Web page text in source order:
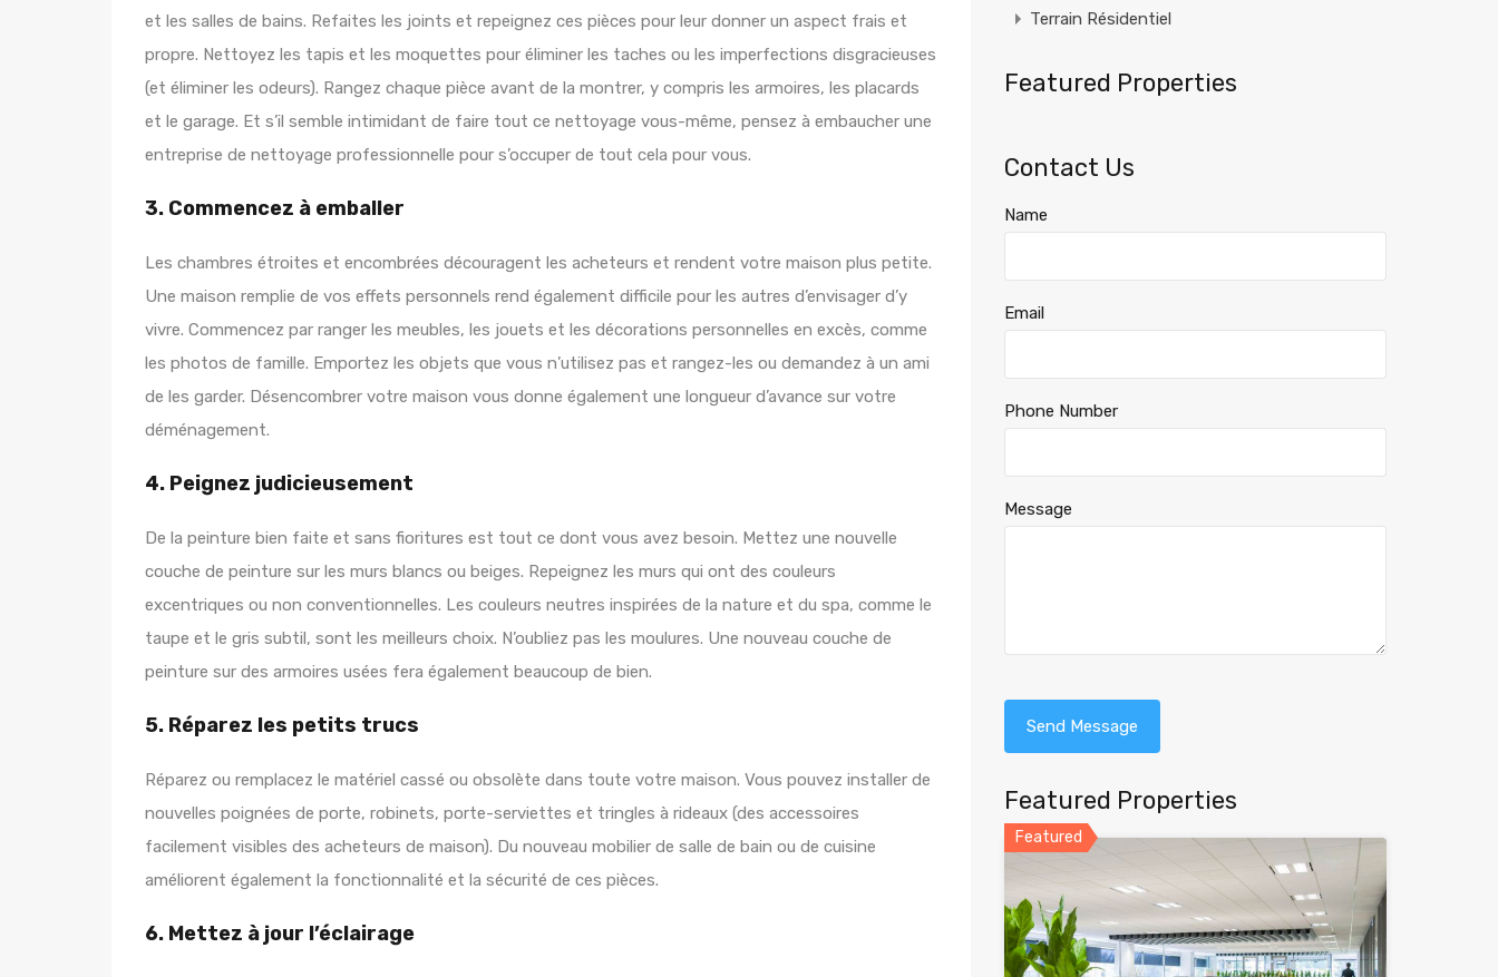
et les salles de bains. Refaites les joints et repeignez ces pièces pour leur donner un aspect frais et
propre. Nettoyez les tapis et les moquettes pour éliminer les taches ou les imperfections disgracieuses
(et éliminer les odeurs). Rangez chaque pièce avant de la montrer, y compris les armoires, les placards
et le garage. Et s’il semble intimidant de faire tout ce nettoyage vous-même, pensez à embaucher une
entreprise de nettoyage professionnelle pour s’occuper de tout cela pour vous.
3. Commencez à emballer
Les chambres étroites et encombrées découragent les acheteurs et rendent votre maison plus petite.
Une maison remplie de vos effets personnels rend également difficile pour les autres d’envisager d’y
vivre. Commencez par ranger les meubles, les jouets et les décorations personnelles en excès, comme
les photos de famille. Emportez les objets que vous n’utilisez pas et rangez-les ou demandez à un ami
de les garder. Désencombrer votre maison vous donne également une longueur d’avance sur votre
déménagement.
4. Peignez judicieusement
De la peinture bien faite et sans fioritures est tout ce dont vous avez besoin. Mettez une nouvelle
couche de peinture sur les murs blancs ou beiges. Repeignez les murs qui ont des couleurs
excentriques ou non conventionnelles. Les couleurs neutres inspirées de la nature et du spa, comme le
taupe et le gris subtil, sont les meilleurs choix. N’oubliez pas les moulures. Une nouveau couche de
peinture sur des armoires usées fera également beaucoup de bien.
5. Réparez les petits trucs
Réparez ou remplacez le matériel cassé ou obsolète dans toute votre maison. Vous pouvez installer de
nouvelles poignées de porte, robinets, porte-serviettes et tringles à rideaux (des accessoires
facilement visibles des acheteurs de maison). Du nouveau mobilier de salle de bain ou de cuisine
améliorent également la fonctionnalité et la sécurité de ces pièces.
6. Mettez à jour l’éclairage
Terrain Résidentiel
Featured Properties
Contact Us
Name
Email
Phone Number
Message
Featured Properties
Featured